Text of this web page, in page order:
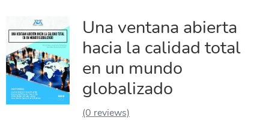
Una ventana abierta
hacia la calidad total
en un mundo
globalizado
(0 reviews)